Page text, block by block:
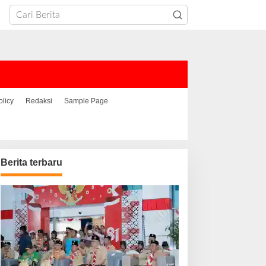
Redaksi Sample Page
Berita terbaru